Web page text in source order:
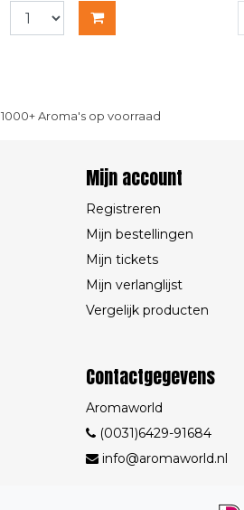
1000+ Aroma's op voorraad
Mijn account
Registreren
Mijn bestellingen
Mijn tickets
Mijn verlanglijst
Vergelijk producten
Contactgegevens
Aromaworld
(0031)6429-91684
info@aromaworld.nl